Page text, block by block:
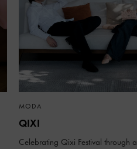
MODA
QIXI
Celebrating Qixi Festival through a